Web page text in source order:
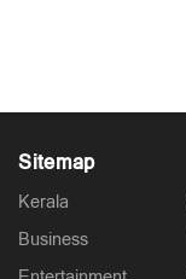
Sitemap
Kerala
Business